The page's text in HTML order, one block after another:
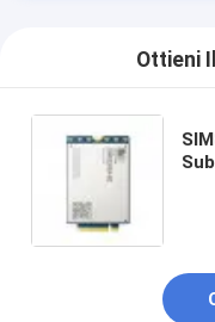
Ottieni